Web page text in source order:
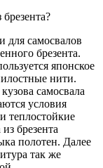
для самосвалов
брезента.
японское
нити.
самосвала
условия
теплостойкие
брезента
полотен. Далее
так же